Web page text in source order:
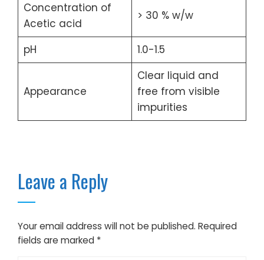
Concentration of
Acetic acid
> 30 % w/w
pH 1.0-1.5
Appearance
Clear liquid and
free from visible
impurities
Leave a Reply
Your email address will not be published. Required
fields are marked *